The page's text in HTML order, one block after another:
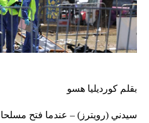
بقلم كورديليا هسو
سيدني (رويترز) – عندما فتح